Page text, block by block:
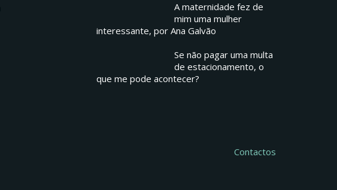
A maternidade fez de
mim uma mulher
interessante, por Ana Galvão
Se não pagar uma multa
de estacionamento, o
que me pode acontecer?
Contactos